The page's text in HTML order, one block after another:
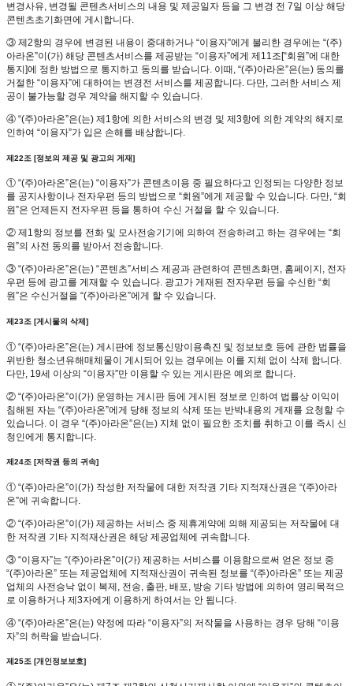
변경사유, 변경될 콘텐츠서비스의 내용 및 제공일자 등을 그 변경 전 7일 이상 해당
콘텐츠초기화면에 게시합니다.
③ 제2항의 경우에 변경된 내용이 중대하거나 “이용자”에게 불리한 경우에는 “(주)
아라온”이(가) 해당 콘텐츠서비스를 제공받는 “이용자”에게 제11조[“회원”에 대한
통지]에 정한 방법으로 통지하고 동의를 받습니다. 이때, “(주)아라온”은(는) 동의를
거절한 “이용자”에 대하여는 변경전 서비스를 제공합니다. 다만, 그러한 서비스 제
공이 불가능할 경우 계약을 해지할 수 있습니다.
④ “(주)아라온”은(는) 제1항에 의한 서비스의 변경 및 제3항에 의한 계약의 해지로
인하여 “이용자”가 입은 손해를 배상합니다.
제22조 [정보의 제공 및 광고의 게재]
① “(주)아라온”은(는) “이용자”가 콘텐츠이용 중 필요하다고 인정되는 다양한 정보
를 공지사항이나 전자우편 등의 방법으로 “회원”에게 제공할 수 있습니다. 다만, “회
원”은 언제든지 전자우편 등을 통하여 수신 거절을 할 수 있습니다.
② 제1항의 정보를 전화 및 모사전송기기에 의하여 전송하려고 하는 경우에는 “회
원”의 사전 동의를 받아서 전송합니다.
③ “(주)아라온”은(는) “콘텐츠”서비스 제공과 관련하여 콘텐츠화면, 홈페이지, 전자
우편 등에 광고를 게재할 수 있습니다. 광고가 게재된 전자우편 등을 수신한 “회
원”은 수신거절을 “(주)아라온”에게 할 수 있습니다.
제23조 [게시물의 삭제]
① “(주)아라온”은(는) 게시판에 정보통신망이용촉진 및 정보보호 등에 관한 법률을
위반한 청소년유해매체물이 게시되어 있는 경우에는 이를 지체 없이 삭제 합니다.
다만, 19세 이상의 “이용자”만 이용할 수 있는 게시판은 예외로 합니다.
② “(주)아라온”이(가) 운영하는 게시판 등에 게시된 정보로 인하여 법률상 이익이
침해된 자는 “(주)아라온”에게 당해 정보의 삭제 또는 반박내용의 게재를 요청할 수
있습니다. 이 경우 “(주)아라온”은(는) 지체 없이 필요한 조치를 취하고 이를 즉시 신
청인에게 통지합니다.
제24조 [저작권 등의 귀속]
① “(주)아라온”이(가) 작성한 저작물에 대한 저작권 기타 지적재산권은 “(주)아라
온”에 귀속합니다.
② “(주)아라온”이(가) 제공하는 서비스 중 제휴계약에 의해 제공되는 저작물에 대
한 저작권 기타 지적재산권은 해당 제공업체에 귀속합니다.
③ “이용자”는 “(주)아라온”이(가) 제공하는 서비스를 이용함으로써 얻은 정보 중
“(주)아라온” 또는 제공업체에 지적재산권이 귀속된 정보를 “(주)아라온” 또는 제공
업체의 사전승낙 없이 복제, 전송, 출판, 배포, 방송 기타 방법에 의하여 영리목적으
로 이용하거나 제3자에게 이용하게 하여서는 안 됩니다.
④ “(주)아라온”은(는) 약정에 따라 “이용자”의 저작물을 사용하는 경우 당해 “이용
자”의 허락을 받습니다.
제25조 [개인정보보호]